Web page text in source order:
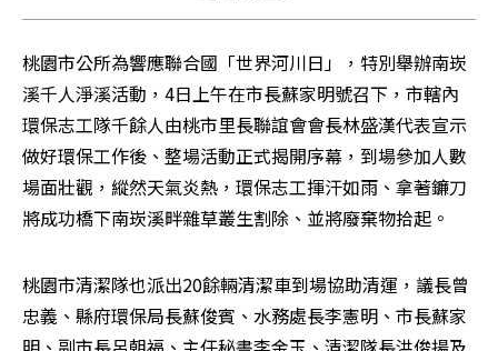
桃園市公所為響應聯合國「世界河川日」，特別舉辦南崁
溪千人淨溪活動，4日上午在市長蘇家明號召下，市轄內
環保志工隊千餘人由桃市里長聯誼會會長林盛漢代表宣示
做好環保工作後、整場活動正式揭開序幕，到場參加人數
場面壯觀，縱然天氣炎熱，環保志工揮汗如雨、拿著鐮刀
將成功橋下南崁溪畔雜草叢生割除、並將廢棄物拾起。
桃園市清潔隊也派出20餘輛清潔車到場協助清運，議長曾
忠義、縣府環保局長蘇俊賓、水務處長李憲明、市長蘇家